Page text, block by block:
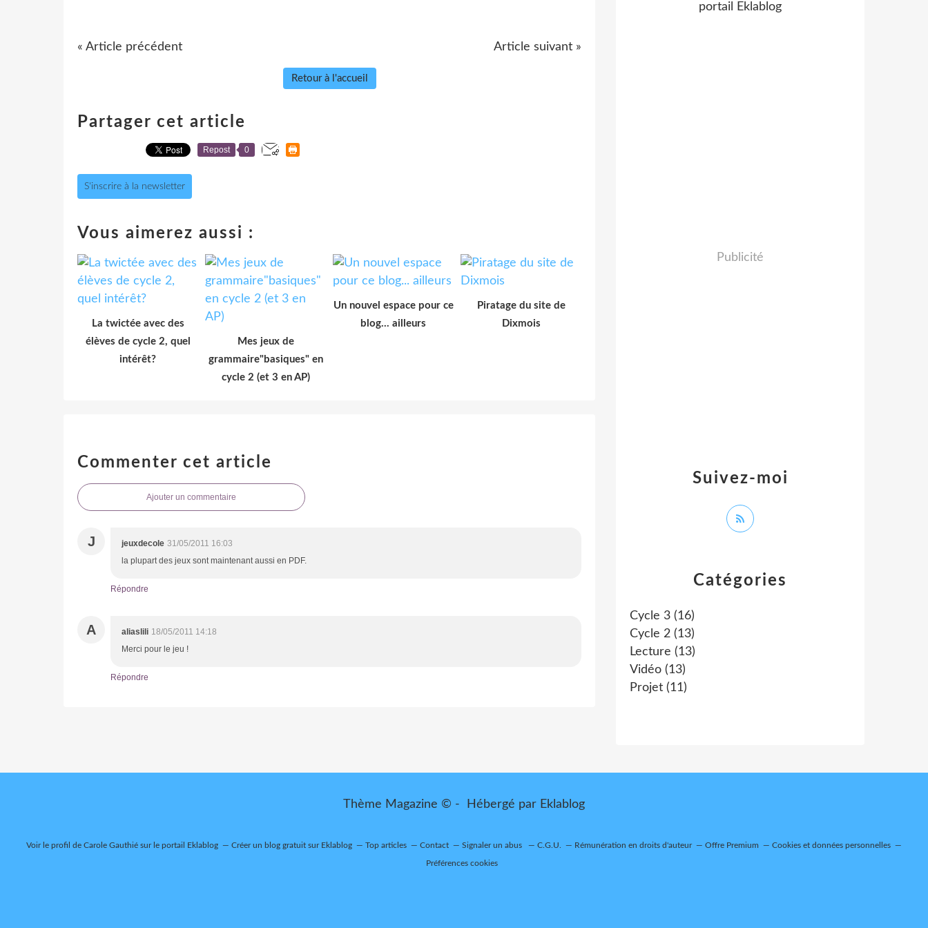
« Article précédent Article suivant »
Retour à l'accueil
Partager cet article
Repost 0
S'inscrire à la newsletter
Vous aimerez aussi :
La twictée avec des
élèves de cycle 2, quel
intérêt?
Mes jeux de
grammaire"basiques" en
cycle 2 (et 3 en AP)
Un nouvel espace pour ce
blog... ailleurs
Piratage du site de
Dixmois
Commenter cet article
Ajouter un commentaire
J jeuxdecole 31/05/2011 16:03
la plupart des jeux sont maintenant aussi en PDF.
Répondre
A aliaslili 18/05/2011 14:18
Merci pour le jeu !
Répondre
Catégories
Cycle 3 (16)
Cycle 2 (13)
Lecture (13)
Vidéo (13)
Projet (11)
Suivez-moi
portail Eklablog
Publicité
Thème Magazine © - Hébergé par Eklablog
Voir le profil de Carole Gauthié sur le portail Eklablog Créer un blog gratuit sur Eklablog Top articles Contact Signaler un abus C.G.U. Rémunération en droits d'auteur Offre Premium Cookies et données personnelles
Préférences cookies